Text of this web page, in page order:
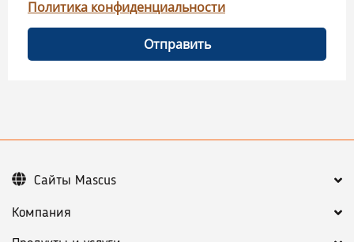
Политика конфиденциальности
Отправить
Компания
Сайты Mascus